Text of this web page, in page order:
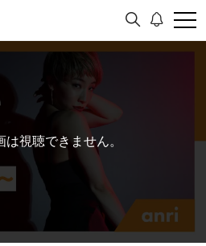
視聴できません。